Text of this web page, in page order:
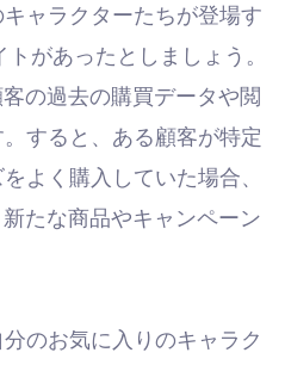
ャラクターたちが登場す
があったとしましょう。
の過去の購買データや閲
すると、ある顧客が特定
よく購入していた場合、
たな商品やキャンペーン
のお気に入りのキャラク